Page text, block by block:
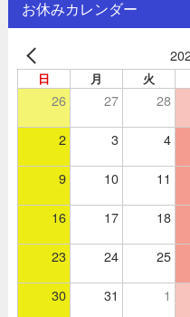
お休みカレンダー
日 月 火
26 27 28
2 3 4
9 10 11
16 17 18
23 24 25
30 31 1